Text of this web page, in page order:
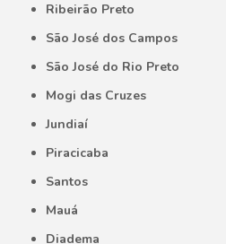
Ribeirão Preto
São José dos Campos
São José do Rio Preto
Mogi das Cruzes
Jundiaí
Piracicaba
Santos
Mauá
Diadema